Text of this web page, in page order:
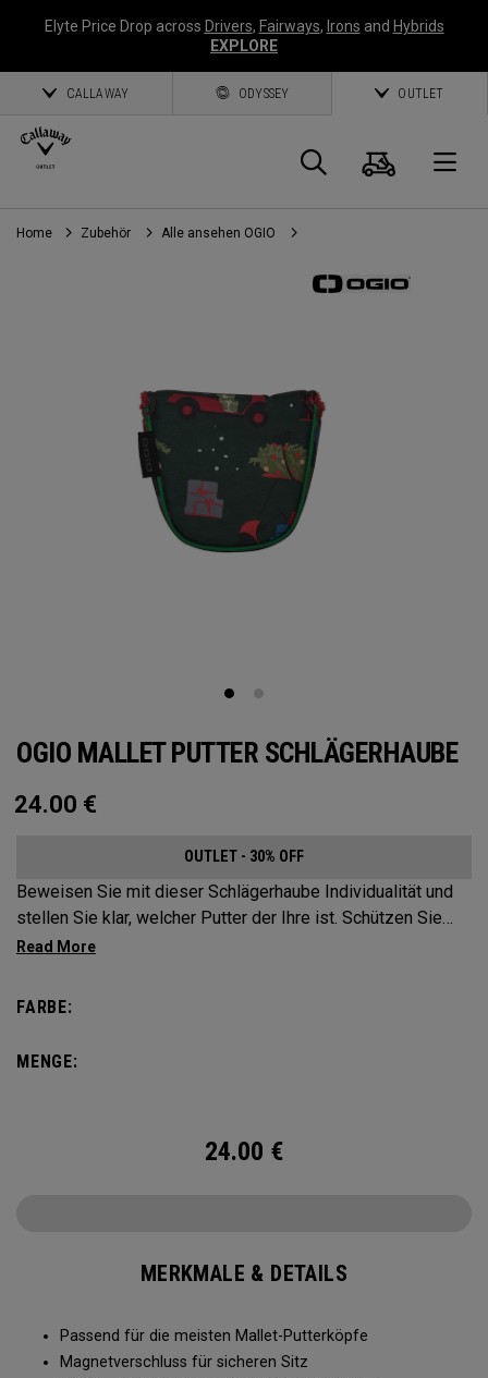
Elyte Price Drop across Drivers, Fairways, Irons and Hybrids
EXPLORE
CALLAWAY ODYSSEY OUTLET
Suche
Home Zubehör Alle ansehen OGIO
OGIO MALLET PUTTER SCHLÄGERHAUBE
24.00 €
OUTLET - 30% OFF
Beweisen Sie mit dieser Schlägerhaube Individualität und
stellen Sie klar, welcher Putter der Ihre ist. Schützen Sie
Ihren flachen Schläger mit diesen markanten und
FARBE:
MENGE:
24.00 €
MERKMALE & DETAILS
Passend für die meisten Mallet-Putterköpfe
Magnetverschluss für sicheren Sitz